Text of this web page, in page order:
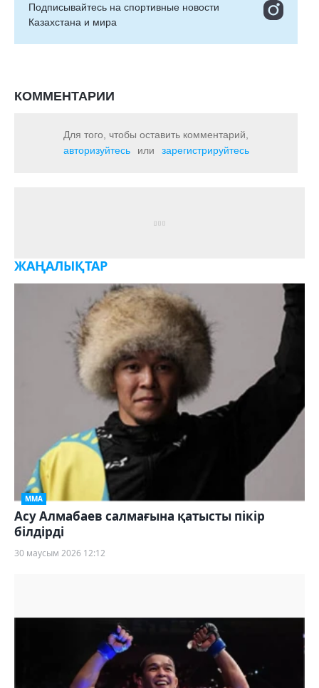
Подписывайтесь на cпортивные новости
Казахстана и мира
КОММЕНТАРИИ
Для того, чтобы оставить комментарий,
авторизуйтесь
или зарегистрируйтесь
ЖАҢАЛЫҚТАР
ММА
Асу Алмабаев салмағына қатысты пікір
білдірді
30 маусым 2026 12:12